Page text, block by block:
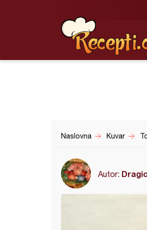
Naslovna Kuvar
Autor: